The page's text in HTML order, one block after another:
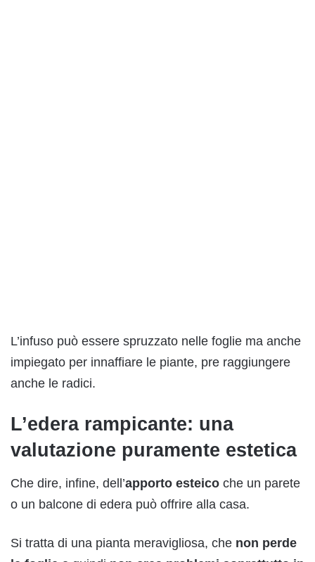
L’infuso può essere spruzzato nelle foglie ma anche
impiegato per innaffiare le piante, pre raggiungere
anche le radici.
L’edera rampicante: una
valutazione puramente estetica
Che dire, infine, dell’apporto esteico che un parete
o un balcone di edera può offrire alla casa.
Si tratta di una pianta meravigliosa, che non perde